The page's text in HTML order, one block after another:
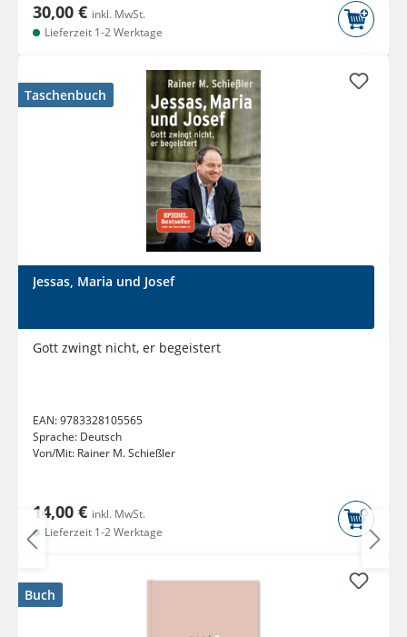
30,00 € inkl. MwSt.
Lieferzeit 1-2 Werktage
Taschenbuch
Jessas, Maria und Josef
Gott zwingt nicht, er begeistert
EAN:9783328105565
Sprache: Deutsch
Von/Mit: Rainer M. Schießler
14,00 € inkl. MwSt.
Lieferzeit 1-2 Werktage
Buch